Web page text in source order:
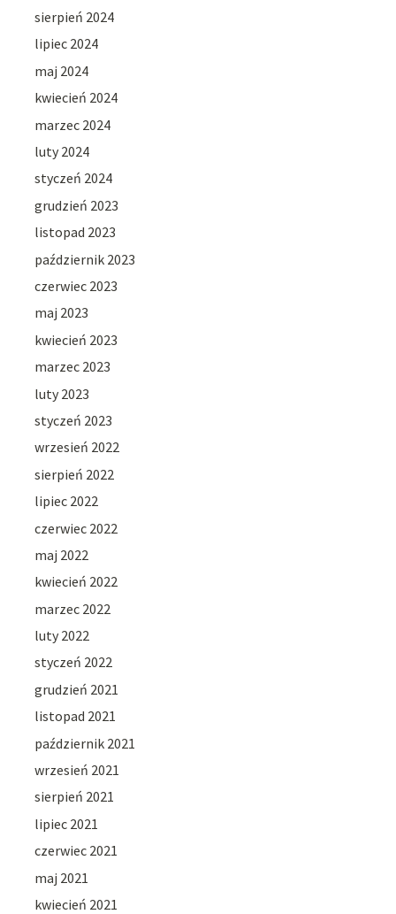
sierpień 2024
lipiec 2024
maj 2024
kwiecień 2024
marzec 2024
luty 2024
styczeń 2024
grudzień 2023
listopad 2023
październik 2023
czerwiec 2023
maj 2023
kwiecień 2023
marzec 2023
luty 2023
styczeń 2023
wrzesień 2022
sierpień 2022
lipiec 2022
czerwiec 2022
maj 2022
kwiecień 2022
marzec 2022
luty 2022
styczeń 2022
grudzień 2021
listopad 2021
październik 2021
wrzesień 2021
sierpień 2021
lipiec 2021
czerwiec 2021
maj 2021
kwiecień 2021